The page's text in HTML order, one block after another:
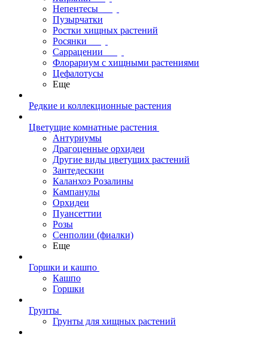
Непентесы
Пузырчатки
Ростки хищных растений
Росянки
Саррацении
Флорариум с хищными растениями
Цефалотусы
Еще
Редкие и коллекционные растения
Цветущие комнатные растения
Антуриумы
Драгоценные орхидеи
Другие виды цветущих растений
Зантедескии
Каланхоэ Розалины
Кампанулы
Орхидеи
Пуансеттии
Розы
Сенполии (фиалки)
Еще
Горшки и кашпо
Кашпо
Горшки
Грунты
Грунты для хищных растений